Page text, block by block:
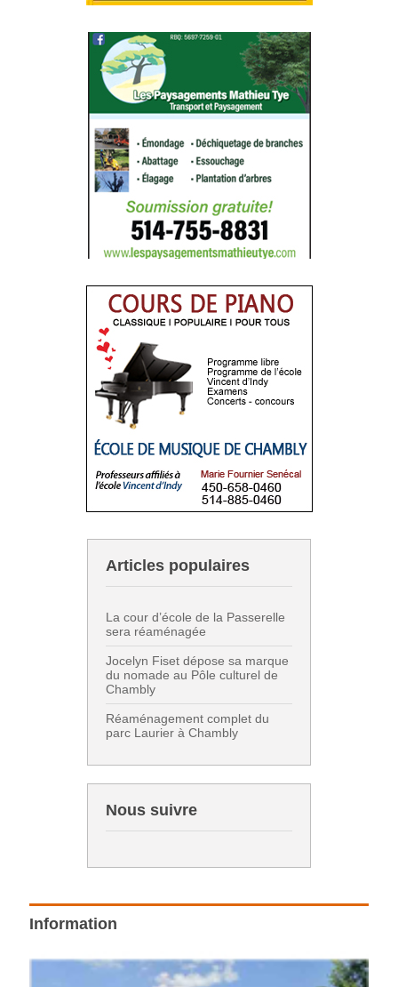
Articles populaires
La cour d’école de la Passerelle
sera réaménagée
Jocelyn Fiset dépose sa marque
du nomade au Pôle culturel de
Chambly
Réaménagement complet du
parc Laurier à Chambly
Nous suivre
Information